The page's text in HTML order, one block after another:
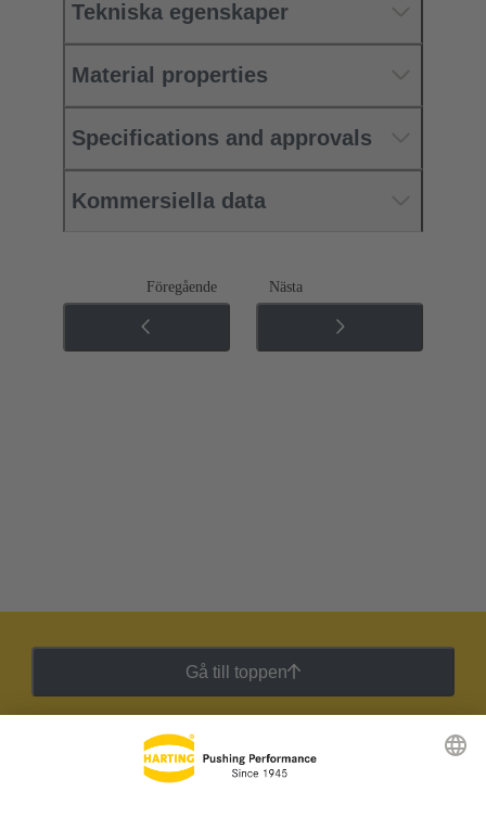
Tekniska egenskaper
Material properties
Specifications and approvals
Kommersiella data
Föregående Nästa
Gå till toppen
HARTING:s nyhetsbrev